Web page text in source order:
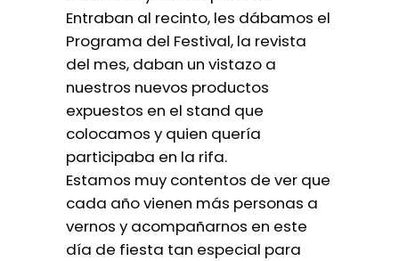
Entraban al recinto, les dábamos el
Programa del Festival, la revista
del mes, daban un vistazo a
nuestros nuevos productos
expuestos en el stand que
colocamos y quien quería
participaba en la rifa.
Estamos muy contentos de ver que
cada año vienen más personas a
vernos y acompañarnos en este
día de fiesta tan especial para